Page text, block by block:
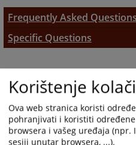
Frequently Asked
Frequently Asked Questions
Specific Questions
Korištenje
Ova web stranica koristi
pohranjivati i koristiti
browsera i vašeg uređaja (npr.
sesiji unutar browsera, ...).